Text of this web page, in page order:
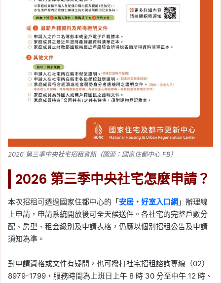
2026 第三季中央社宅招租資訊（圖源：國家住都中心 FB）
2026 第三季中央社宅怎麼申請？
本次招租可透過國家住都中心的「安居・好室入口網 」辦理線
上申請，申請系統開放後可全天候送件。各社宅的完整戶數分
配、房型、租金級別及申請表格，仍應以個別招租公告及申請
須知為準。
對申請資格或文件有疑問，也可撥打社宅招租諮詢專線（02）
8979-1799，服務時間為上班日上午 8 時 30 分至中午 12 時、